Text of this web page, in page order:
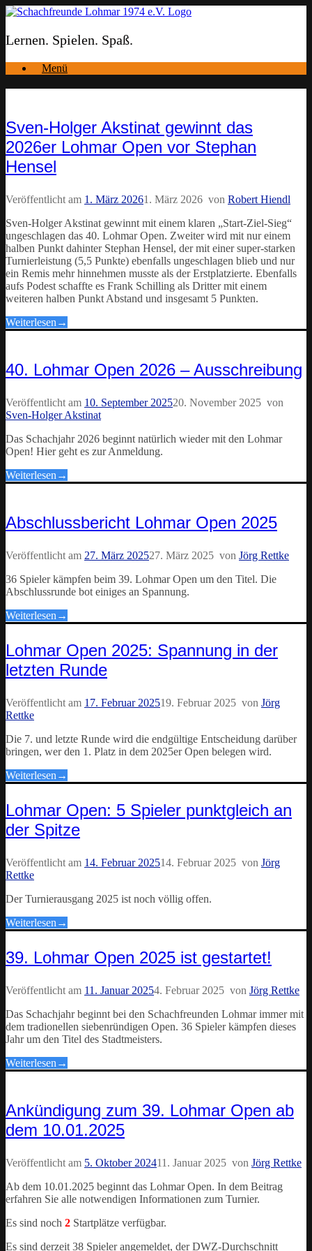
Zum
springen
Lernen. Spielen. Spaß.
Menü
Sven-Holger Akstinat gewinnt das
2026er Lohmar Open vor Stephan
Hensel
Veröffentlicht am 1. März 20261. März 2026 von Robert Hiendl
Sven-Holger Akstinat gewinnt mit einem klaren „Start-Ziel-Sieg“
ungeschlagen das 40. Lohmar Open. Zweiter wird mit nur einem
halben Punkt dahinter Stephan Hensel, der mit einer super-starken
Turnierleistung (5,5 Punkte) ebenfalls ungeschlagen blieb und nur
ein Remis mehr hinnehmen musste als der Erstplatzierte. Ebenfalls
aufs Podest schaffte es Frank Schilling als Dritter mit einem
weiteren halben Punkt Abstand und insgesamt 5 Punkten.
Weiterlesen →
40. Lohmar Open 2026 – Ausschreibung
Veröffentlicht am 10. September 202520. November 2025 von
Sven-Holger Akstinat
Das Schachjahr 2026 beginnt natürlich wieder mit den Lohmar
Open! Hier geht es zur Anmeldung.
Weiterlesen →
Abschlussbericht Lohmar Open 2025
Veröffentlicht am 27. März 202527. März 2025 von Jörg Rettke
36 Spieler kämpfen beim 39. Lohmar Open um den Titel. Die
Abschlussrunde bot einiges an Spannung.
Weiterlesen →
Lohmar Open 2025: Spannung in der
letzten Runde
Veröffentlicht am 17. Februar 202519. Februar 2025 von Jörg
Rettke
Die 7. und letzte Runde wird die endgültige Entscheidung darüber
bringen, wer den 1. Platz in dem 2025er Open belegen wird.
Weiterlesen →
Lohmar Open: 5 Spieler punktgleich an
der Spitze
Veröffentlicht am 14. Februar 202514. Februar 2025 von Jörg
Rettke
Der Turnierausgang 2025 ist noch völlig offen.
Weiterlesen →
39. Lohmar Open 2025 ist gestartet!
Veröffentlicht am 11. Januar 20254. Februar 2025 von Jörg Rettke
Das Schachjahr beginnt bei den Schachfreunden Lohmar immer mit
dem tradionellen siebenründigen Open. 36 Spieler kämpfen dieses
Jahr um den Titel des Stadtmeisters.
Weiterlesen →
Ankündigung zum 39. Lohmar Open ab
dem 10.01.2025
Veröffentlicht am 5. Oktober 202411. Januar 2025 von Jörg Rettke
Ab dem 10.01.2025 beginnt das Lohmar Open. In dem Beitrag
erfahren Sie alle notwendigen Informationen zum Turnier.
Es sind noch 2 Startplätze verfügbar.
Es sind derzeit 38 Spieler angemeldet, der DWZ-Durchschnitt